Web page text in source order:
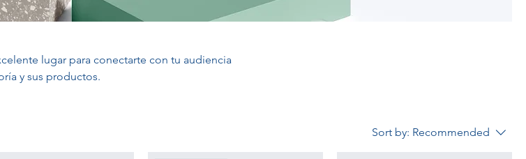
lugar para conectarte con tu audiencia
y sus productos.
Sort by: Recommended